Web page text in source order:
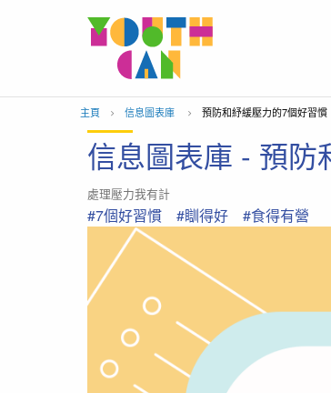
移到主內容
主頁 信息圖表庫 當前位置：
預防和紓緩壓力的7個好習慣
信息圖表庫 - 預防
處理壓力我有計
#7個好習慣 #瞓得好 #食得有營